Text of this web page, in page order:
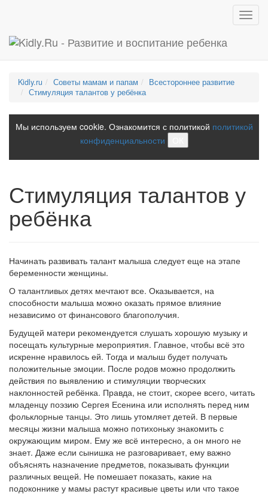
Kidly.ru Советы мамам и папам
Всестороннее развитие
Стимуляция талантов у ребёнка
Мы используем cookie. Ознакомится с политикой политикой
конфиденциальности
Стимуляция талантов у
ребёнка
Начинать развивать талант малыша следует еще на этапе
беременности женщины.
О талантливых детях мечтают все. Оказывается, на
способности малыша можно оказать прямое влияние
независимо от финансового благополучия.
Будущей матери рекомендуется слушать хорошую музыку и
посещать культурные мероприятия. Главное, чтобы всё это
искренне нравилось ей. Тогда и малыш будет получать
положительные эмоции. После родов можно продолжить
действия по выявлению и стимуляции творческих
наклонностей ребёнка. Правда, не стоит, скорее всего, читать
младенцу поэзию Сергея Есенина или исполнять перед ним
фольклорные танцы. Это лишь утомляет детей. В первые
месяцы жизни малыша можно потихоньку знакомить с
окружающим миром. Ему же всё интересно, а он много не
знает. Даже если сынишка не разговаривает, ему важно
объяснять назначение предметов, показывать функции
различных вещей. Не помешает показать, какие на
подоконнике у мамы растут красивые цветы или что такое